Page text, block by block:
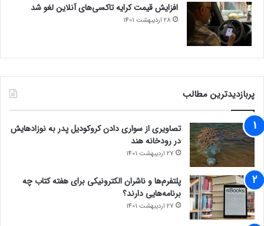
افزایش قیمت کرایه تاکسی‌های آنلاین لغو شد
28 اردیبهشت 1401
پربازدیدترین مطالب
تصاویری از سواری دادن کروکودیل پدر به نوزادهایش
در رودخانه هند
27 اردیبهشت 1401
پلتفرم‌ها و ناشران الکترونیکی برای هفته کتاب چه
برنامه‌هایی دارند؟
27 اردیبهشت 1401